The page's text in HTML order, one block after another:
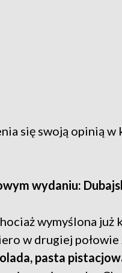
się swoją opinią
wydaniu:
wymyślona
w drugiej
pasta